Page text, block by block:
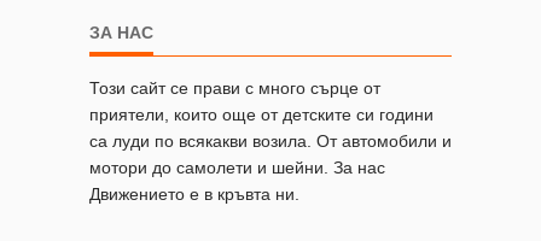
ЗА НАС
Този сайт се прави с много сърце от
приятели, които още от детските си години
са луди по всякакви возила. От автомобили и
мотори до самолети и шейни. За нас
Движението е в кръвта ни.